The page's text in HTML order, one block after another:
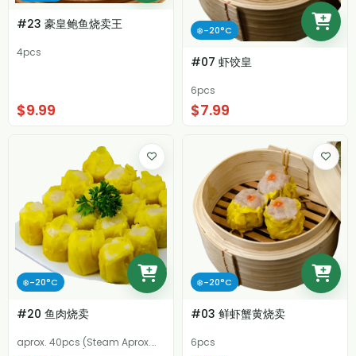
#23 豪皇鲍鱼烧卖王
4pcs
$9.99
❄️-20°C
#07 虾饺皇
6pcs
$7.99
❄️-20°C
#20 鱼肉烧卖
aprox. 40pcs (Steam Aprox.
❄️-20°C
#03 鲜虾蟹黄烧卖
6pcs